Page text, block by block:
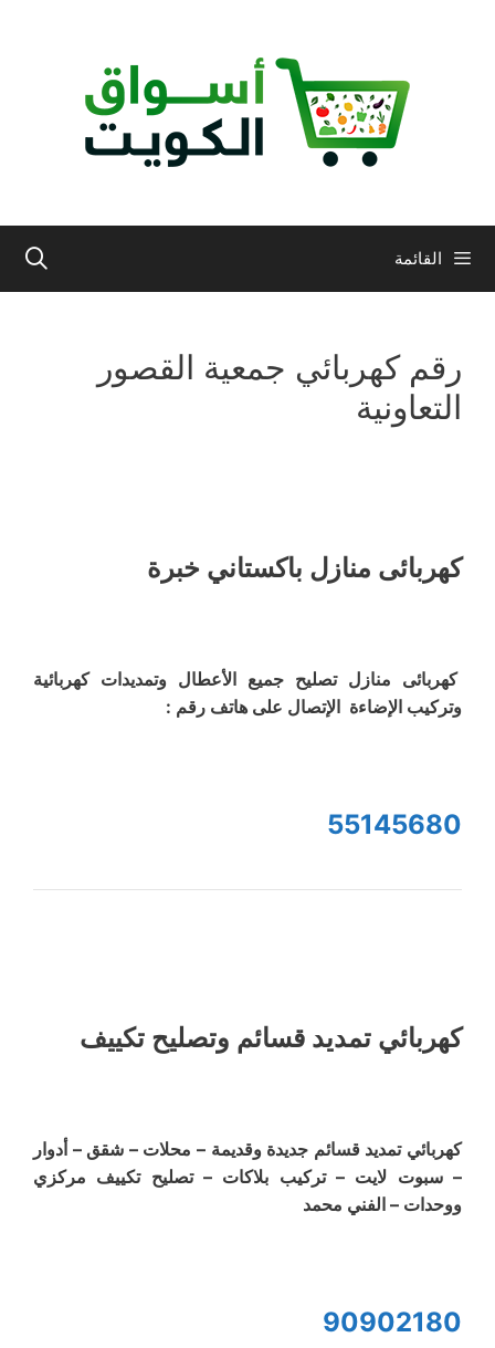
القائمة
رقم كهربائي جمعية القصور
التعاونية
كهربائى منازل باكستاني خبرة
كهربائى منازل تصليح جميع الأعطال وتمديدات كهربائية
وتركيب الإضاءة الإتصال على هاتف رقم :
55145680
كهربائي تمديد قسائم وتصليح تكييف
كهربائي تمديد قسائم جديدة وقديمة – محلات – شقق – أدوار
– سبوت لايت – تركيب بلاكات – تصليح تكييف مركزي
ووحدات – الفني محمد
90902180